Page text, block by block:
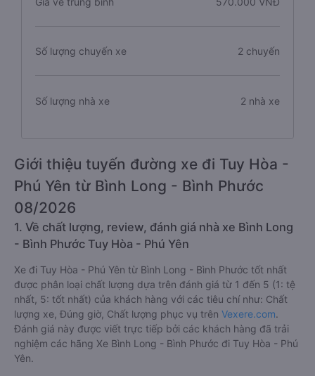
Số lượng chuyến xe 2 chuyến
Số lượng nhà xe 2 nhà xe
Giới thiệu tuyến đường xe đi Tuy Hòa -
Phú Yên từ Bình Long - Bình Phước
08/2026
1. Về chất lượng, review, đánh giá nhà xe Bình Long
- Bình Phước Tuy Hòa - Phú Yên
Xe đi Tuy Hòa - Phú Yên từ Bình Long - Bình Phước tốt nhất
được phân loại chất lượng dựa trên đánh giá từ 1 đến 5 (1: tệ
nhất, 5: tốt nhất) của khách hàng với các tiêu chí như: Chất
lượng xe, Đúng giờ, Chất lượng phục vụ trên Vexere.com.
Đánh giá này được viết trực tiếp bởi các khách hàng đã trải
nghiệm các hãng Xe Bình Long - Bình Phước đi Tuy Hòa - Phú
Yên.